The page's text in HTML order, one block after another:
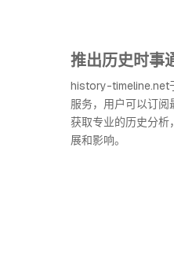
推出历史时事
history-timeline.net
服务，用户可以订阅
获取专业的历史分析
展和影响。